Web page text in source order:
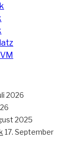
2026
2025
17. September